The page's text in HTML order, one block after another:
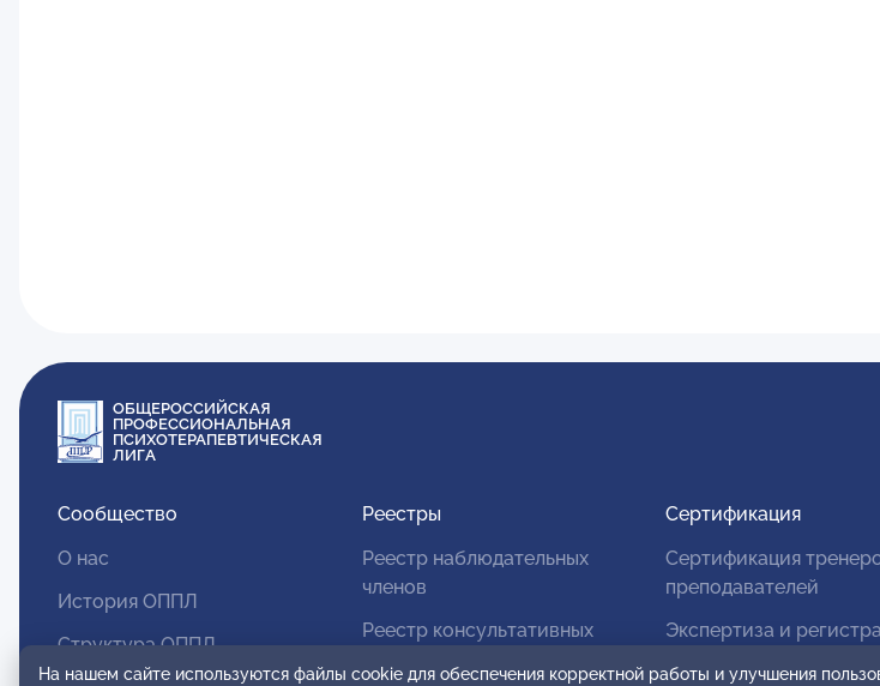
ОБЩЕРОССИЙСКАЯ
ПРОФЕССИОНАЛЬНАЯ
ПСИХОТЕРАПЕВТИЧЕСКАЯ
ЛИГА
Сообщество
О нас
История ОППЛ
Структура ОППЛ
Реестры
Реестр наблюдательных
членов
Реестр консультативных
Сертификация
Сертификация
преподавателей
Экспертиза и
На нашем сайте используются файлы cookie для обеспечения корректной работы и улучшения